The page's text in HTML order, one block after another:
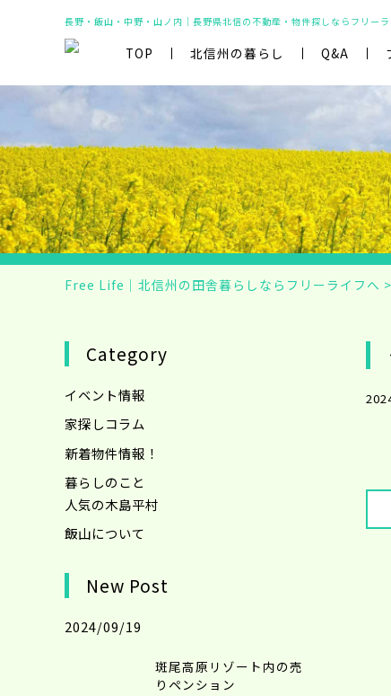
長野・飯山・中野・山ノ内｜長野県北信の不動産・物件探しならフリー
TOP 北信州の暮らし Q&A
Free Life｜北信州の田舎暮らしならフリーライフへ >
Category
イベント情報
家探しコラム
新着物件情報！
暮らしのこと
人気の木島平村
飯山について
New Post
2024/09/19
斑尾高原リゾート内の売
りペンション